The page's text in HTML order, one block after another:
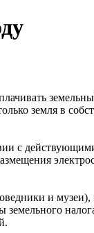
земля в
с
и музеи),